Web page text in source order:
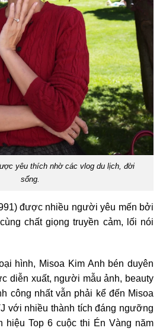
yêu thích nhờ các vlog du lịch, đời
sống.
được nhiều người yêu mến bởi
chất giọng truyền cảm, lối nói
hình, Misoa Kim Anh bén duyên
diễn xuất, người mẫu ảnh, beauty
công nhất vẫn phải kể đến Misoa
với nhiều thành tích đáng ngưỡng
hiệu Top 6 cuộc thi Én Vàng năm